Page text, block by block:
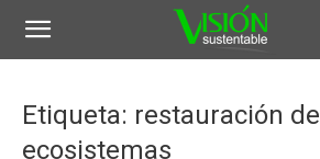
Etiqueta: restauración de
ecosistemas